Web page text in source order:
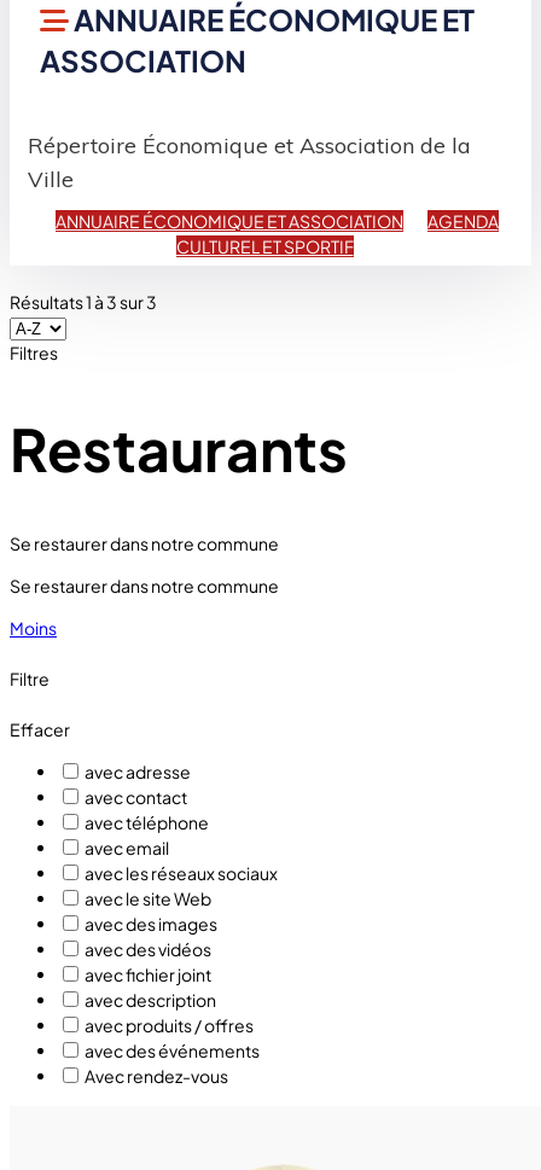
ANNUAIRE ÉCONOMIQUE ET
ASSOCIATION
Répertoire Économique et Association de la
Ville
ANNUAIRE ÉCONOMIQUE ET ASSOCIATION
AGENDA
CULTUREL ET SPORTIF
Résultats1à 3sur3
Filtres
Restaurants
Se restaurer dans notre commune
Se restaurer dans notre commune
Moins
Filtre
Effacer
avec adresse
avec contact
avec téléphone
avec email
avec les réseaux sociaux
avec le site Web
avec des images
avec des vidéos
avec fichier joint
avec description
avec produits / offres
avec des événements
Avec rendez-vous